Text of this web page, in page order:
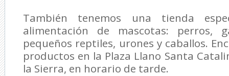
También tenemos una tienda
alimentación de mascotas: perros,
pequeños reptiles, urones y caballos.
productos en la Plaza Llano Santa
la Sierra, en horario de tarde.